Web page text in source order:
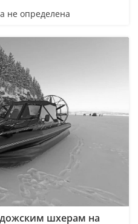
не определена
шхерам на